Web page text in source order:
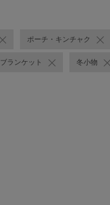
ポーチ・キンチャク
ブランケット 冬小物